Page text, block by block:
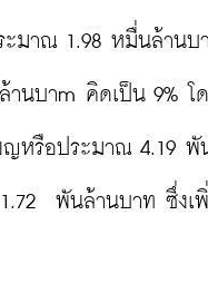
ะมาณ 1.98 หมื่นล้านบ
านบาm คิดเป็น 9% โ
ญหรือประมาณ 4.19 พั
พันล้านบาท ซึ่งเ